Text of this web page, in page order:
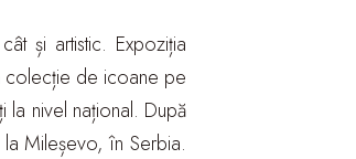
și artistic. Expoziția
colecție de icoane pe
la nivel național. După
la Mileșevo, în Serbia.